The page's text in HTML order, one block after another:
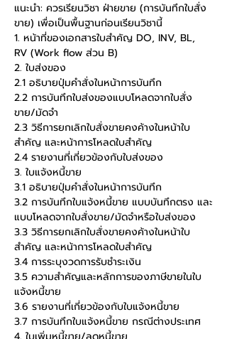
แนะนำ: ควรเรียนวิชา ฝ่ายขาย (การบันทึกใบสั่ง
ขาย) เพื่อเป็นพื้นฐานก่อนเรียนวิชานี้
1. หน้าที่ของเอกสารใบสำคัญ DO, INV, BL,
RV (Work flow ส่วน B)
2. ใบส่งของ
2.1 อธิบายปุ่มคำสั่งในหน้าการบันทึก
2.2 การบันทึกใบส่งของแบบโหลดจากใบสั่ง
ขาย/มัดจำ
2.3 วิธีการยกเลิกใบสั่งขายคงค้างในหน้าใบ
สำคัญ และหน้าการโหลดใบสำคัญ
2.4 รายงานที่เกี่ยวข้องกับใบส่งของ
3. ใบแจ้งหนี้ขาย
3.1 อธิบายปุ่มคำสั่งในหน้าการบันทึก
3.2 การบันทึกใบแจ้งหนี้ขาย แบบบันทึกตรง และ
แบบโหลดจากใบสั่งขาย/มัดจำหรือใบส่งของ
3.3 วิธีการยกเลิกใบสั่งขายคงค้างในหน้าใบ
สำคัญ และหน้าการโหลดใบสำคัญ
3.4 การระบุงวดการรับชำระเงิน
3.5 ความสำคัญและหลักการของภาษีขายในใบ
แจ้งหนี้ขาย
3.6 รายงานที่เกี่ยวข้องกับใบแจ้งหนี้ขาย
3.7 การบันทึกใบแจ้งหนี้ขาย กรณีต่างประเทศ